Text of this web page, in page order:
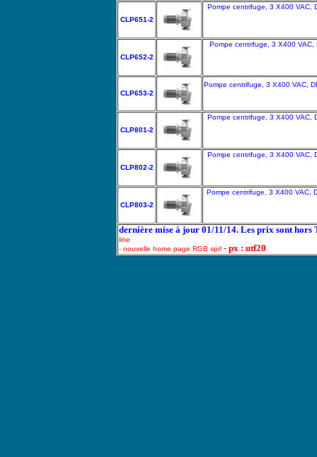
CLP651-2
Pompe centrifuge, 3 X400 VAC,
CLP652-2
Pompe centrifuge, 3 X400
CLP653-2
Pompe centrifuge, 3 X400 VAC,
CLP801-2
Pompe centrifuge, 3 X400 VAC,
CLP802-2
Pompe centrifuge, 3 X400 VAC,
CLP803-2
Pompe centrifuge, 3 X400 VAC,
dernière mise à jour 01/11/14. Les prix sont
line
- nouvelle home page RGB sprl - px : utf20